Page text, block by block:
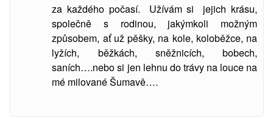
za každého počasí. Užívám si jejich krásu,
společně s rodinou, jakýmkoli možným
způsobem, ať už pěšky, na kole, koloběžce, na
lyžích, běžkách, sněžnicích, bobech,
saních….nebo si jen lehnu do trávy na louce na
mé milované Šumavě….